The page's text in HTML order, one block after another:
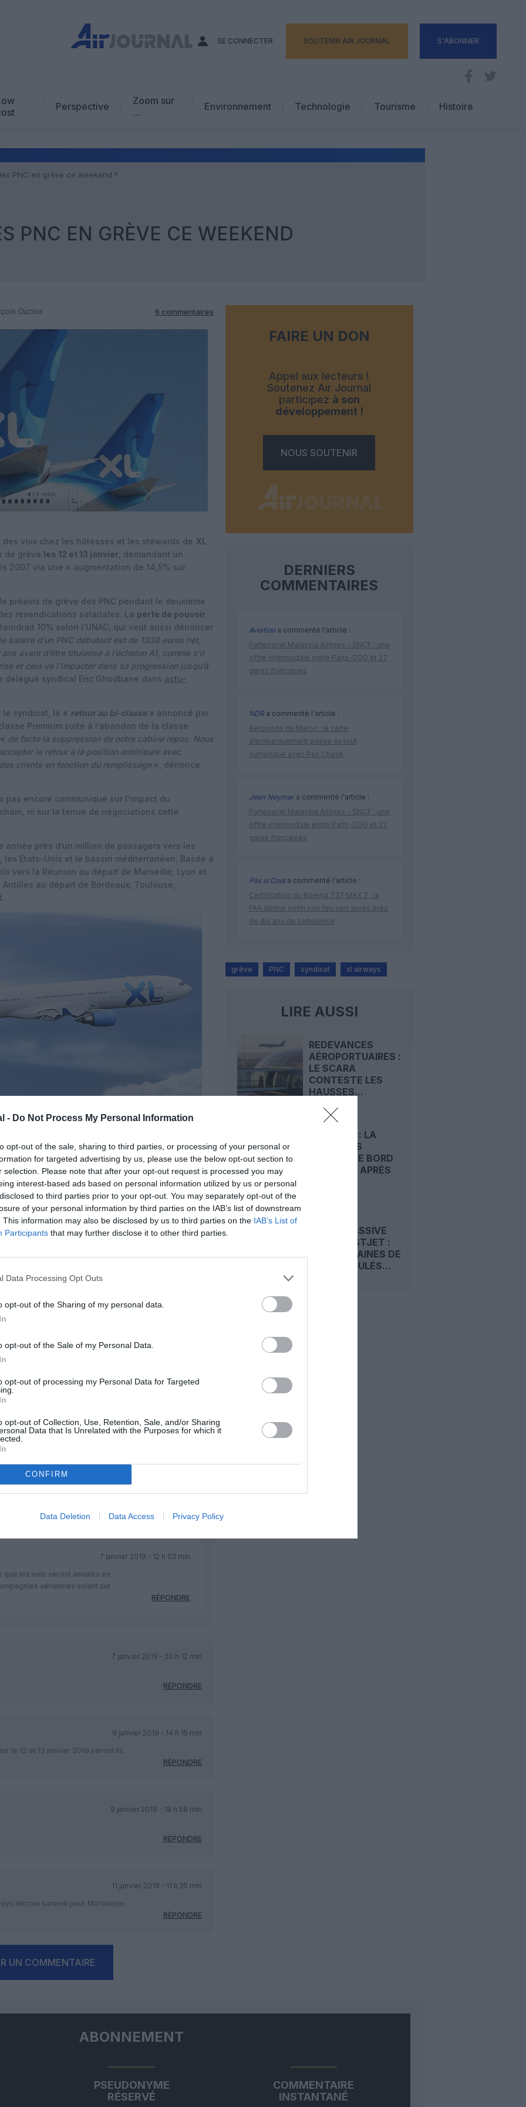
- Do Not Process My Personal Information
opt-out of the sale, sharing to third parties, or processing of your personal or
for targeted advertising by us, please use the below opt-out section to
selection. Please note that after your opt-out request is processed you may
interest-based ads based on personal information utilized by us or personal
to third parties prior to your opt-out. You may separately opt-out of the
of your personal information by third parties on the IAB’s list of downstream
This information may also be disclosed by us to third parties on the IAB’s List of
Participants that may further disclose it to other third parties.
Data Processing Opt Outs
opt-out of the Sharing of my personal data.
opt-out of the Sale of my Personal Data.
opt-out of processing my Personal Data for Targeted
opt-out of Collection, Use, Retention, Sale, and/or Sharing
Data that Is Unrelated with the Purposes for which it
CONFIRM
Data Deletion Data Access Privacy Policy
SE CONNECTER SOUTENIR AIR JOURNAL S'ABONNER
Perspective
Zoom sur
…
Environnement Technologie
Tourisme
Hôtellerie
Histoire
PNC en grève ce weekend ?
PNC EN GRÈVE CE WEEKEND
Duclos 6 commentaires
des voix chez les hôtesses et les stewards de XL
de grève les 12 et 13 janvier , demandant un
2007 via une « augmentation de 14,5% sur
, le préavis de grève des PNC pendant le deuxième
revendications salariales. La perte de pouvoir
10% selon l’UNAC, qui veut aussi dénoncer
le salaire d’un PNC débutant est de 1338 euros net,
avant d’être titularisé à l’échelon A1, comme s’il
et cela va l’impacter dans sa progression jusqu’à
délégué syndical Eric Ghodbane dans actu-
syndicat, le « retour au bi-classe» annoncé par
Premium suite à l’abandon de la classe
de facto la suppression de notre cabine repos. Nous
le retour à la position antérieure avec
clients en fonction du remplissage », dénonce
pas encore communiqué sur l’impact du
ni sur la tenue de négociations cette
année près d’un million de passagers vers les
les Etats-Unis et le bassin méditerranéen. Basée à
vers la Réunion au départ de Marseille, Lyon et
au départ de Bordeaux, Toulouse,
apprécié l’article ?
7 janvier 2019 - 11 h 17 min
de fort de France pour les mois de
RÉPONDRE
7 janvier 2019 - 12 h 03 min
que les vols seront annulés en
aériennes volant sur
RÉPONDRE
7 janvier 2019 - 20 h 12 min
RÉPONDRE
9 janvier 2019 - 14 h 15 min
le 12 et 13 janvier 2019 seront ils
RÉPONDRE
9 janvier 2019 - 18 h 58 min
RÉPONDRE
11 janvier 2019 - 11 h 25 min
decole samedi pour Martinique
RÉPONDRE
UN COMMENTAIRE
FAIRE UN DON
Appel aux lecteurs !
Soutenez Air Journal
participez à son
développement !
NOUS SOUTENIR
DERNIERS
COMMENTAIRES
Aviation a commenté l'article :
Partenariat Malaysia Airlines – SNCF : une
offre intermodale entre Paris-CDG et 27
gares françaises
NDRa commenté l'article :
Aéroports du Maroc : la carte
d’embarquement passe au tout
numérique avec Pax Check
Jean Neymara commenté l'article :
Partenariat Malaysia Airlines – SNCF : une
offre intermodale entre Paris-CDG et 27
gares françaises
Pas si Coola commenté l'article :
Certification du Boeing 737 MAX 7 : la
FAA donne enfin son feu vert après près
de dix ans de turbulence
grève PNC syndicat xl airways
LIRE AUSSI
REDEVANCES
AÉROPORTUAIRES :
LE SCARA
CONTESTE LES
HAUSSES...
WESTJET : LA
GRÈVE DES
AGENTS DE BORD
PREND FIN APRÈS
GRÈVE MASSIVE
CHEZ WESTJET :
DES CENTAINES DE
VOLS ANNULÉS...
ABONNEMENT
PSEUDONYME
RÉSERVÉ
COMMENTAIRE
INSTANTANÉ